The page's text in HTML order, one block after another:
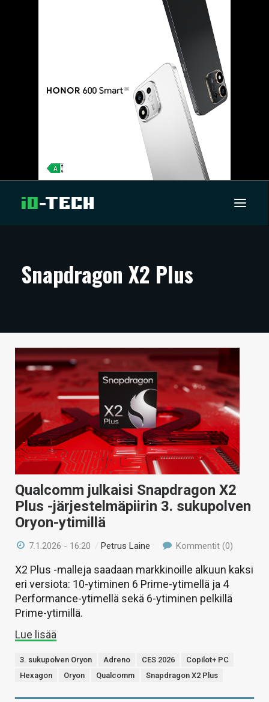
ARTIKKELIT
TECHBBS
TIETOA
HINTA.FI
KAUPPA
VAIHDA TEEMA
HAKU
Snapdragon X2 Plus
Qualcomm julkaisi Snapdragon X2
Plus -järjestelmäpiirin 3. sukupolven
Oryon-ytimillä
7.1.2026 - 16:20 /Petrus Laine Kommentit (0)
X2 Plus -malleja saadaan markkinoille alkuun kaksi
eri versiota: 10-ytiminen 6 Prime-ytimellä ja 4
Performance-ytimellä sekä 6-ytiminen pelkillä
Prime-ytimillä.
Lue lisää
3. sukupolven Oryon Adreno CES 2026
Copilot+ PC
Hexagon
Oryon Qualcomm Snapdragon X2 Plus